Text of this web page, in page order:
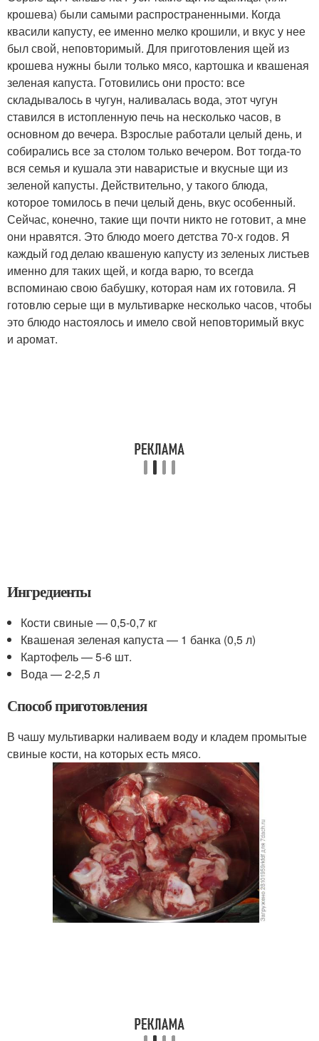
крошева) были самыми распространенными. Когда
квасили капусту, ее именно мелко крошили, и вкус у нее
был свой, неповторимый. Для приготовления щей из
крошева нужны были только мясо, картошка и квашеная
зеленая капуста. Готовились они просто: все
складывалось в чугун, наливалась вода, этот чугун
ставился в истопленную печь на несколько часов, в
основном до вечера. Взрослые работали целый день, и
собирались все за столом только вечером. Вот тогда-то
вся семья и кушала эти наваристые и вкусные щи из
зеленой капусты. Действительно, у такого блюда,
которое томилось в печи целый день, вкус особенный.
Сейчас, конечно, такие щи почти никто не готовит, а мне
они нравятся. Это блюдо моего детства 70-х годов. Я
каждый год делаю квашеную капусту из зеленых листьев
именно для таких щей, и когда варю, то всегда
вспоминаю свою бабушку, которая нам их готовила. Я
готовлю серые щи в мультиварке несколько часов, чтобы
это блюдо настоялось и имело свой неповторимый вкус
и аромат.
Ингредиенты
Кости свиные — 0,5-0,7 кг
Квашеная зеленая капуста — 1 банка (0,5 л)
Картофель — 5-6 шт.
Вода — 2-2,5 л
Способ приготовления
В чашу мультиварки наливаем воду и кладем промытые
свиные кости, на которых есть мясо.